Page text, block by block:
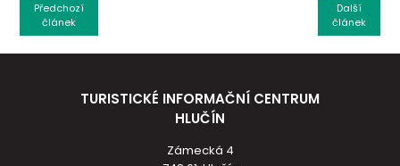
Další
článek
Předchozí
článek
TURISTICKÉ INFORMAČNÍ CENTRUM
HLUČÍN
Zámecká 4